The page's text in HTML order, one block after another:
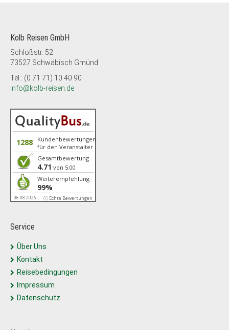
Kolb Reisen GmbH
Schloßstr. 52
73527 Schwäbisch Gmünd
Tel.: (0 71 71) 10 40 90
info@kolb-reisen.de
1288
Kundenbewertungen
für den Veranstalter
Gesamtbewertung
4.71 von 5.00
Weiterempfehlung
99%
06.08.2026 ⓘ Echte Bewertungen
Service
Über Uns
Kontakt
Reisebedingungen
Impressum
Datenschutz